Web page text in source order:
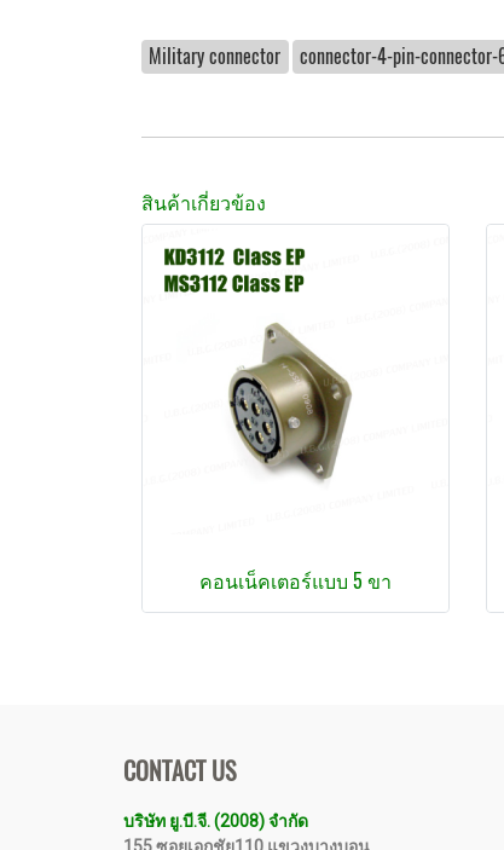
Military connector connector-4-pin-
สินค้าเกี่ยวข้อง
คอนเน็คเตอร์แบบ 5 ขา
CONTACT US
บริษัท ยู.บี.จี. (2008) จำกัด